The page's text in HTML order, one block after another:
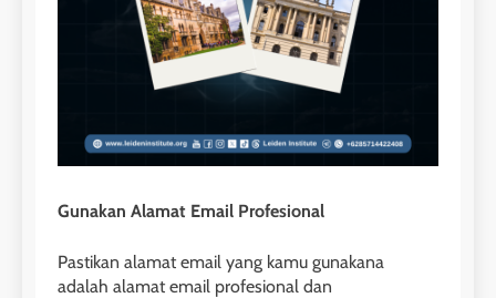
Gunakan Alamat Email Profesional
Pastikan alamat email yang kamu gunakana
adalah alamat email profesional dan